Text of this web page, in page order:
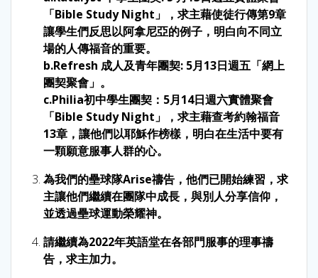
「Bible Study Night」，求主藉使徒行傳第9章
讓學生們反思以阿拿尼亞的例子，明白向不同立
場的人傳福音的重要。
b.Refresh 成人及青年團契: 5月13日週五「網上
團契聚會」。
c.Philia初中學生團契：5月14日週六實體聚會
「Bible Study Night」，求主藉查考約翰福音
13章，讓他們以耶穌作榜樣，明白在生活中要有
一顆願意服事人群的心。
為我們的壘球隊Arise禱告，他們已開始練習，求
主讓他們繼續在團隊中成長，與別人分享信仰，
並透過壘球運動榮耀神。
請繼續為2022年英語堂在各部門服事的理事禱
告，求主加力。